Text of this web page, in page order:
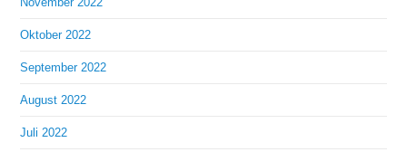
Oktober 2022
September 2022
August 2022
Juli 2022